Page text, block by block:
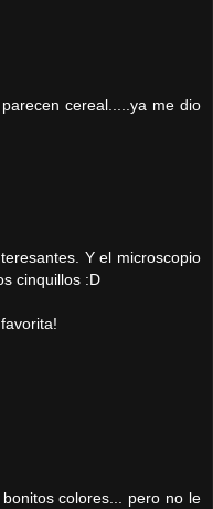
cereal.....ya me dio
Y el microscopio
cinquillos :D
colores... pero no le